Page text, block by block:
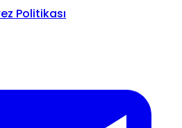
Politikası